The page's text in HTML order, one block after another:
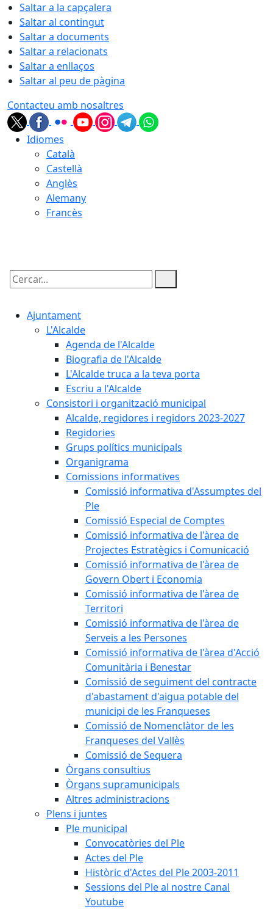
Saltar a la capçalera
Saltar al contingut
Saltar a documents
Saltar a relacionats
Saltar a enllaços
Saltar al peu de pàgina
Contacteu amb nosaltres
Idiomes
Català
Castellà
Anglès
Alemany
Francès
Cercar:
Ajuntament
L'Alcalde
Agenda de l'Alcalde
Biografia de l'Alcalde
L'Alcalde truca a la teva porta
Escriu a l'Alcalde
Consistori i organització municipal
Alcalde, regidores i regidors 2023-2027
Regidories
Grups polítics municipals
Organigrama
Comissions informatives
Comissió informativa d'Assumptes del
Ple
Comissió Especial de Comptes
Comissió informativa de l'àrea de
Projectes Estratègics i Comunicació
Comissió informativa de l'àrea de
Govern Obert i Economia
Comissió informativa de l'àrea de
Territori
Comissió informativa de l'àrea de
Serveis a les Persones
Comissió informativa de l'àrea d'Acció
Comunitària i Benestar
Comissió de seguiment del contracte
d'abastament d'aigua potable del
municipi de les Franqueses
Comissió de Nomenclàtor de les
Franqueses del Vallès
Comissió de Sequera
Òrgans consultius
Òrgans supramunicipals
Altres administracions
Plens i juntes
Ple municipal
Convocatòries del Ple
Actes del Ple
Històric d'Actes del Ple 2003-2011
Sessions del Ple al nostre Canal
Youtube